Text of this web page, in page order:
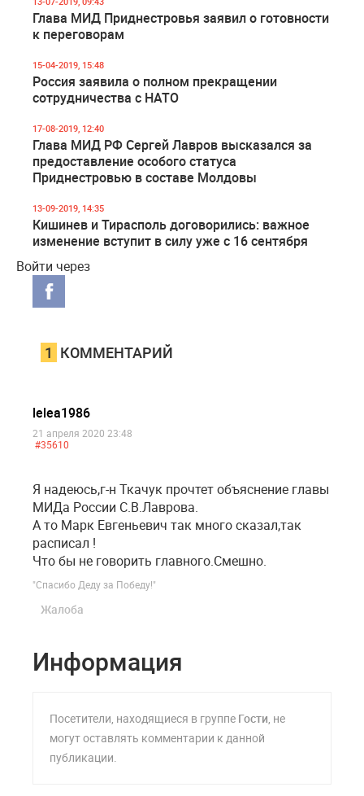
Глава МИД Приднестровья заявил о готовности
к переговорам
15-04-2019, 15:48
Россия заявила о полном прекращении
сотрудничества с НАТО
17-08-2019, 12:40
Глава МИД РФ Сергей Лавров высказался за
предоставление особого статуса
Приднестровью в составе Молдовы
13-09-2019, 14:35
Кишинев и Тирасполь договорились: важное
изменение вступит в силу уже с 16 сентября
Войти через
1 КОММЕНТАРИЙ
lelea1986
21 апреля 2020 23:48
#35610
Я надеюсь,г-н Ткачук прочтет объяснение главы
МИДа России С.В.Лаврова.
А то Марк Евгеньевич так много сказал,так
расписал !
Что бы не говорить главного.Смешно.
"Спасибо Деду за Победу!"
Жалоба
Информация
Посетители, находящиеся в группе Гости, не
могут оставлять комментарии к данной
публикации.